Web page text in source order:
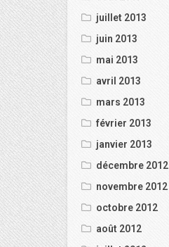
juillet 2013
juin 2013
mai 2013
avril 2013
mars 2013
février 2013
janvier 2013
décembre 2012
novembre 2012
octobre 2012
août 2012